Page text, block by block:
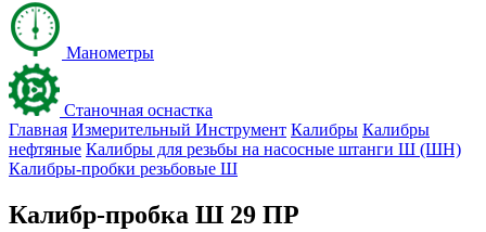
Манометры
Станочная оснастка
Главная Измерительный Инструмент Калибры Калибры
нефтяные Калибры для резьбы на насосные штанги Ш (ШН)
Калибры-пробки резьбовые Ш
Калибр-пробка Ш 29 ПР